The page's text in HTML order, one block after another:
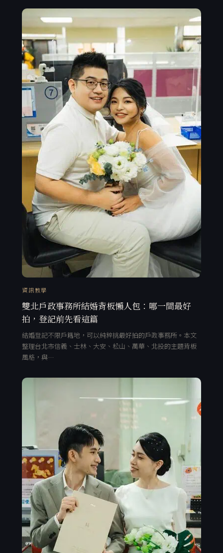
資訊教學
雙北戶政事務所結婚背板懶人包：哪一間最好
拍，登記前先看這篇
結婚登記不限戶籍地，可以純粹挑最好拍的戶政事務所。本文
整理台北市信義、士林、大安、松山、萬華、北投的主題背板
風格，與…